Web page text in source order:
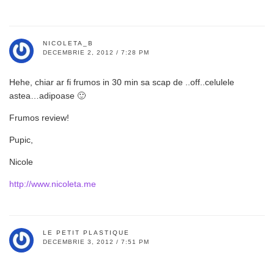
NICOLETA_B
DECEMBRIE 2, 2012 / 7:28 PM
Hehe, chiar ar fi frumos in 30 min sa scap de ..off..celulele
astea…adipoase 🙂
Frumos review!
Pupic,
Nicole
http://www.nicoleta.me
LE PETIT PLASTIQUE
DECEMBRIE 3, 2012 / 7:51 PM